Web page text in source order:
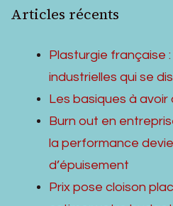
Articles récents
Plasturgie française
industrielles qui se
Les basiques à
Burn out en
la performance
d’épuisement
Prix pose cloison